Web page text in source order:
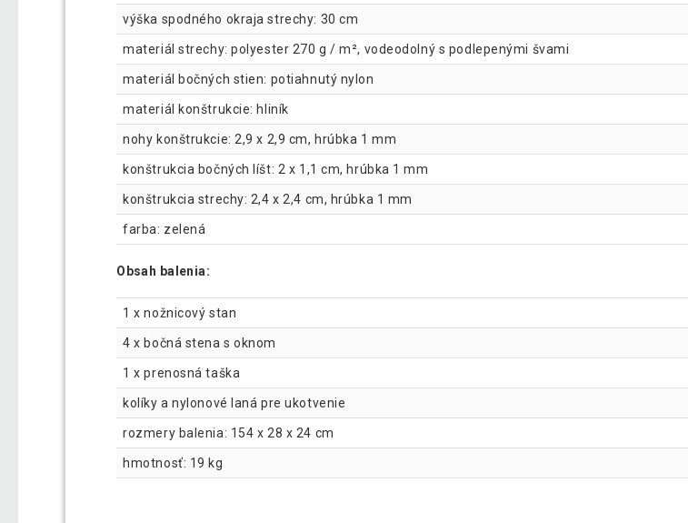
výška spodného okraja strechy: 30 cm
materiál strechy: polyester 270 g / m², vodeodolný s podlepenými švami
materiál bočných stien: potiahnutý nylon
materiál konštrukcie: hliník
nohy konštrukcie: 2,9 x 2,9 cm, hrúbka 1 mm
konštrukcia bočných líšt: 2 x 1,1 cm, hrúbka 1 mm
konštrukcia strechy: 2,4 x 2,4 cm, hrúbka 1 mm
farba: zelená
Obsah balenia:
1 x nožnicový stan
4 x bočná stena s oknom
1 x prenosná taška
kolíky a nylonové laná pre ukotvenie
rozmery balenia: 154 x 28 x 24 cm
hmotnosť: 19 kg